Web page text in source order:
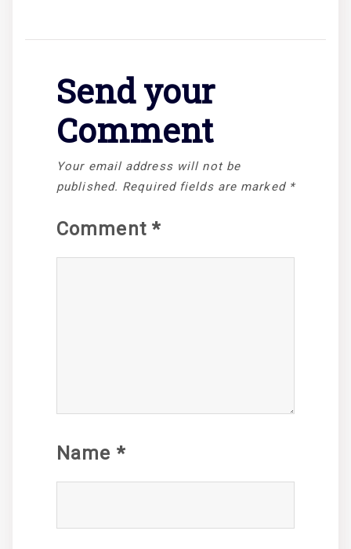
Send your
Comment
Your email address will not be
published. Required fields are marked *
Comment *
Name *